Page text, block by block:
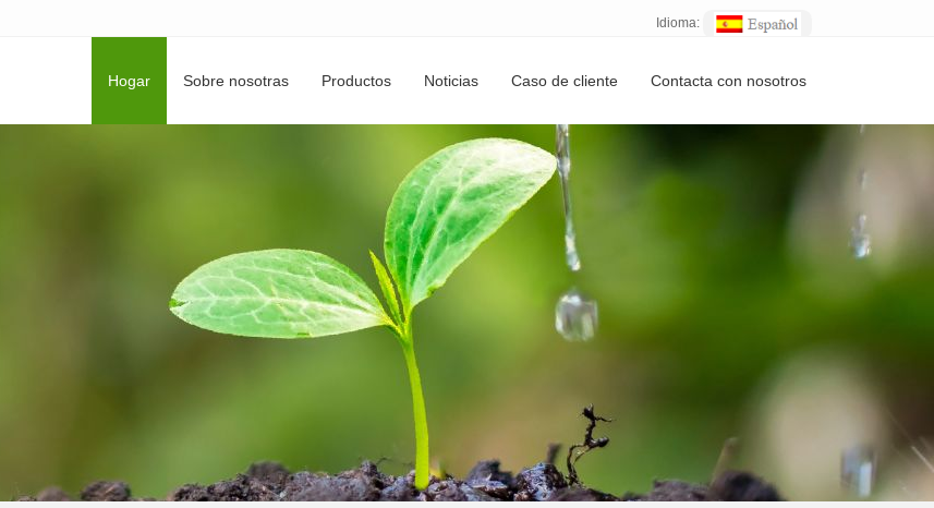
Idioma:
Hogar Sobre nosotras Productos Noticias Caso de cliente Contacta con nosotros